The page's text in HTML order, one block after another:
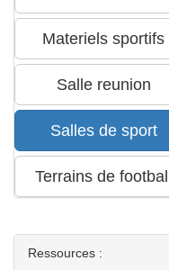
Ressources :